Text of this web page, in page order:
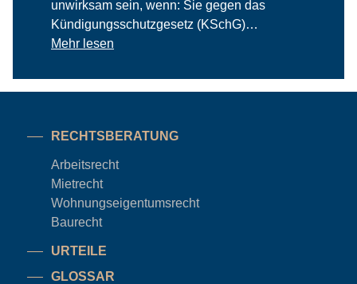
unwirksam sein, wenn: Sie gegen das
Kündigungsschutzgesetz (KSchG)…
Mehr lesen
RECHTSBERATUNG
Arbeitsrecht
Mietrecht
Wohnungseigentumsrecht
Baurecht
URTEILE
GLOSSAR